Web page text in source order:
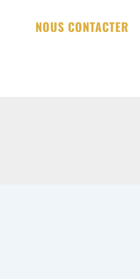
NOUS CONTACTER